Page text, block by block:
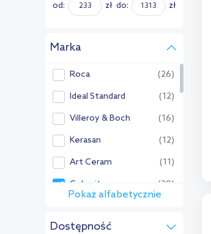
od: zł do: zł
Marka
Roca (26)
Ideal Standard (12)
Villeroy & Boch (16)
Kerasan (12)
Art Ceram (11)
Geberit (20)
Aqualine (1)
Pokaż alfabetycznie
Dostępność